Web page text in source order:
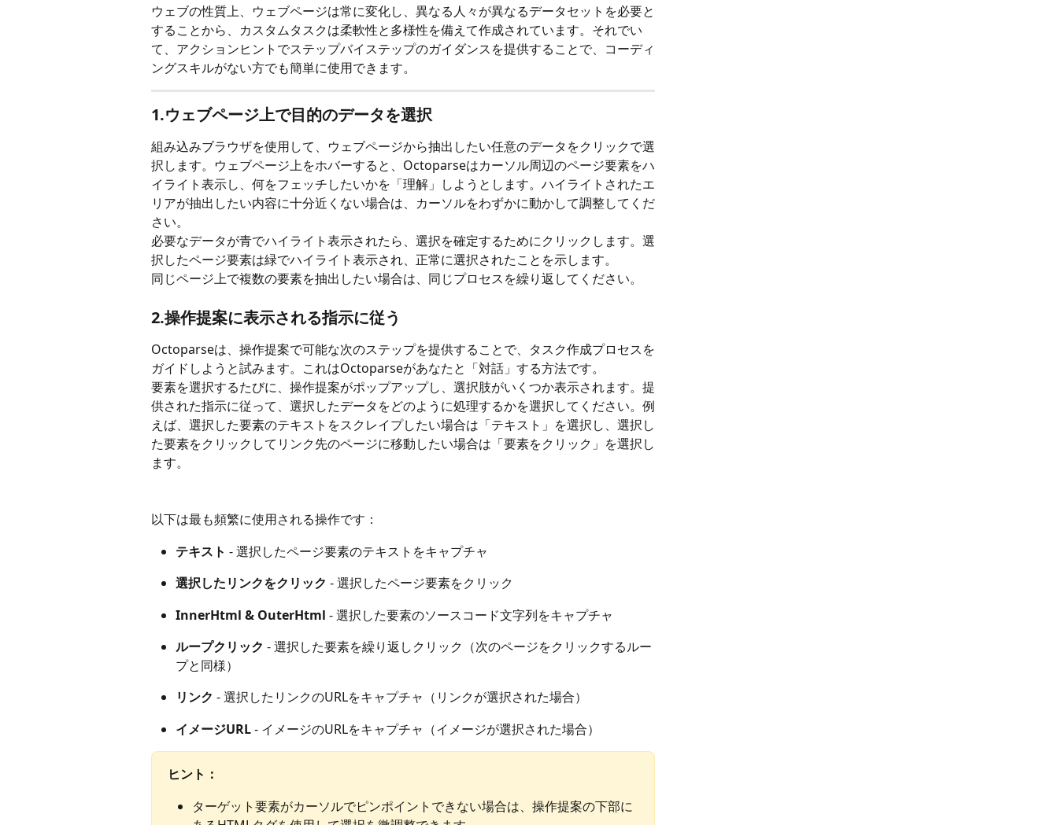
ウェブの性質上、ウェブページは常に変化し、異なる人々が異なるデータセットを必要と
することから、カスタムタスクは柔軟性と多様性を備えて作成されています。それでい
て、アクションヒントでステップバイステップのガイダンスを提供することで、コーディ
ングスキルがない方でも簡単に使用できます。
1.ウェブページ上で目的のデータを選択
組み込みブラウザを使用して、ウェブページから抽出したい任意のデータをクリックで選
択します。ウェブページ上をホバーすると、Octoparseはカーソル周辺のページ要素をハ
イライト表示し、何をフェッチしたいかを「理解」しようとします。ハイライトされたエ
リアが抽出したい内容に十分近くない場合は、カーソルをわずかに動かして調整してくだ
さい。
必要なデータが青でハイライト表示されたら、選択を確定するためにクリックします。選
択したページ要素は緑でハイライト表示され、正常に選択されたことを示します。
同じページ上で複数の要素を抽出したい場合は、同じプロセスを繰り返してください。
2.操作提案に表示される指示に従う
Octoparseは、操作提案で可能な次のステップを提供することで、タスク作成プロセスを
ガイドしようと試みます。これはOctoparseがあなたと「対話」する方法です。
要素を選択するたびに、操作提案がポップアップし、選択肢がいくつか表示されます。提
供された指示に従って、選択したデータをどのように処理するかを選択してください。例
えば、選択した要素のテキストをスクレイプしたい場合は「テキスト」を選択し、選択し
た要素をクリックしてリンク先のページに移動したい場合は「要素をクリック」を選択し
ます。
以下は最も頻繁に使用される操作です：
テキスト - 選択したページ要素のテキストをキャプチャ
選択したリンクをクリック - 選択したページ要素をクリック
InnerHtml & OuterHtml - 選択した要素のソースコード文字列をキャプチャ
ループクリック - 選択した要素を繰り返しクリック（次のページをクリックするルー
プと同様）
リンク - 選択したリンクのURLをキャプチャ（リンクが選択された場合）
イメージURL - イメージのURLをキャプチャ（イメージが選択された場合）
ヒント：
ターゲット要素がカーソルでピンポイントできない場合は、操作提案の下部に